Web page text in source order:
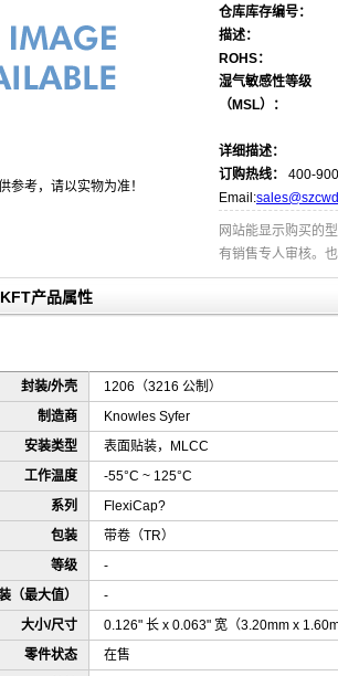
参考，请以实物为准！
仓库库存编号：
描述：
ROHS：
湿气敏感性等级
（MSL）：
详细描述：
订购热线：
400-
Email:
网站能显示购买的
有销售专人审核。
产品属性
封装/外壳
1206（3216 公制）
制造商
Knowles Syfer
安装类型
表面贴装，MLCC
工作温度
-55°C ~ 125°C
系列
FlexiCap?
包装
带卷（TR）
等级
-
（最大值）
-
大小/尺寸
0.126" 长 x 0.063" 宽（3.20mm x
零件状态
在售